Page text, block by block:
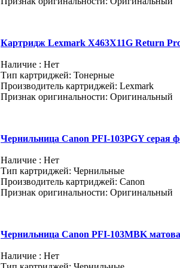
Картридж Lexmark X463X11G Return
Наличие : Нет
Тип картриджей: Тонерные
Производитель картриджей: Lexmark
Признак оригинальности: Оригинальный
Чернильница Canon PFI-103PGY серая
Наличие : Нет
Тип картриджей: Чернильные
Производитель картриджей: Canon
Признак оригинальности: Оригинальный
Чернильница Canon PFI-103MBK
Наличие : Нет